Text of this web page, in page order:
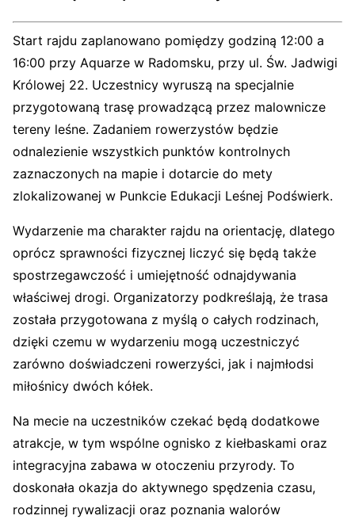
Start rajdu zaplanowano pomiędzy godziną 12:00 a
16:00 przy Aquarze w Radomsku, przy ul. Św. Jadwigi
Królowej 22. Uczestnicy wyruszą na specjalnie
przygotowaną trasę prowadzącą przez malownicze
tereny leśne. Zadaniem rowerzystów będzie
odnalezienie wszystkich punktów kontrolnych
zaznaczonych na mapie i dotarcie do mety
zlokalizowanej w Punkcie Edukacji Leśnej Podświerk.
Wydarzenie ma charakter rajdu na orientację, dlatego
oprócz sprawności fizycznej liczyć się będą także
spostrzegawczość i umiejętność odnajdywania
właściwej drogi. Organizatorzy podkreślają, że trasa
została przygotowana z myślą o całych rodzinach,
dzięki czemu w wydarzeniu mogą uczestniczyć
zarówno doświadczeni rowerzyści, jak i najmłodsi
miłośnicy dwóch kółek.
Na mecie na uczestników czekać będą dodatkowe
atrakcje, w tym wspólne ognisko z kiełbaskami oraz
integracyjna zabawa w otoczeniu przyrody. To
doskonała okazja do aktywnego spędzenia czasu,
rodzinnej rywalizacji oraz poznania walorów